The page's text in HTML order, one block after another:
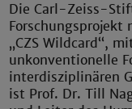
Die Carl-Zeiss-
„CZS Wildcard“,
unkonventionelle
interdisziplinären
ist Prof. Dr. Till